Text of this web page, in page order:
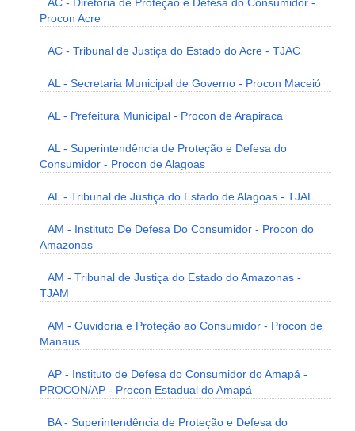
AC - Diretoria de Proteção e Defesa do Consumidor -
Procon Acre
AC - Tribunal de Justiça do Estado do Acre - TJAC
AL - Secretaria Municipal de Governo - Procon Maceió
AL - Prefeitura Municipal - Procon de Arapiraca
AL - Superintendência de Proteção e Defesa do
Consumidor - Procon de Alagoas
AL - Tribunal de Justiça do Estado de Alagoas - TJAL
AM - Instituto De Defesa Do Consumidor - Procon do
Amazonas
AM - Tribunal de Justiça do Estado do Amazonas -
TJAM
AM - Ouvidoria e Proteção ao Consumidor - Procon de
Manaus
AP - Instituto de Defesa do Consumidor do Amapá -
PROCON/AP - Procon Estadual do Amapá
BA - Superintendência de Proteção e Defesa do